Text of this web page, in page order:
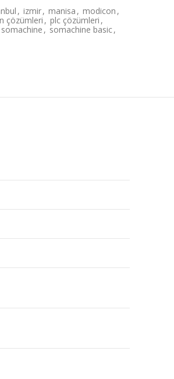
, izmir, manisa , modicon ,
çözümleri , plc çözümleri ,
somachine , somachine basic,